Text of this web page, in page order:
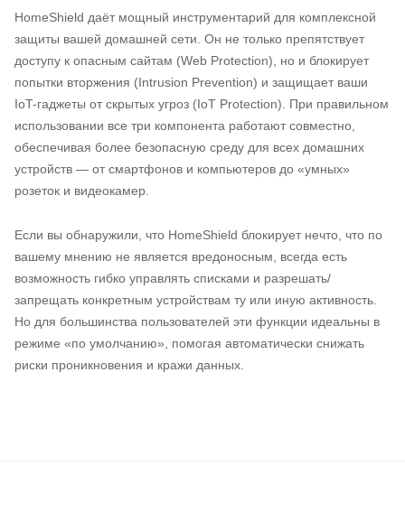
HomeShield даёт мощный инструментарий для комплексной
защиты вашей домашней сети. Он не только препятствует
доступу к опасным сайтам (Web Protection), но и блокирует
попытки вторжения (Intrusion Prevention) и защищает ваши
IoT-гаджеты от скрытых угроз (IoT Protection). При правильном
использовании все три компонента работают совместно,
обеспечивая более безопасную среду для всех домашних
устройств — от смартфонов и компьютеров до «умных»
розеток и видеокамер.
Если вы обнаружили, что HomeShield блокирует нечто, что по
вашему мнению не является вредоносным, всегда есть
возможность гибко управлять списками и разрешать/
запрещать конкретным устройствам ту или иную активность.
Но для большинства пользователей эти функции идеальны в
режиме «по умолчанию», помогая автоматически снижать
риски проникновения и кражи данных.